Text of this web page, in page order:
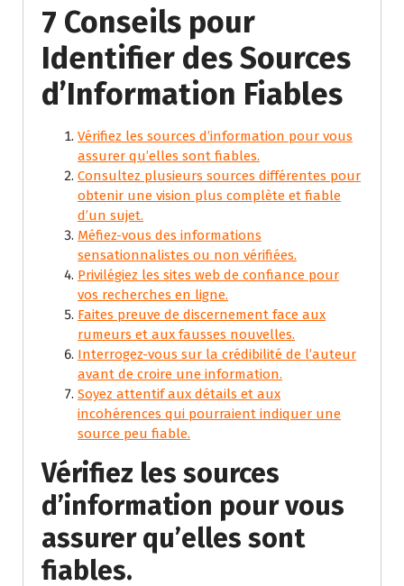
7 Conseils pour
Identifier des Sources
d’Information Fiables
Vérifiez les sources d’information pour vous
assurer qu’elles sont fiables.
Consultez plusieurs sources différentes pour
obtenir une vision plus complète et fiable
d’un sujet.
Méfiez-vous des informations
sensationnalistes ou non vérifiées.
Privilégiez les sites web de confiance pour
vos recherches en ligne.
Faites preuve de discernement face aux
rumeurs et aux fausses nouvelles.
Interrogez-vous sur la crédibilité de l’auteur
avant de croire une information.
Soyez attentif aux détails et aux
incohérences qui pourraient indiquer une
source peu fiable.
Vérifiez les sources
d’information pour vous
assurer qu’elles sont
fiables.